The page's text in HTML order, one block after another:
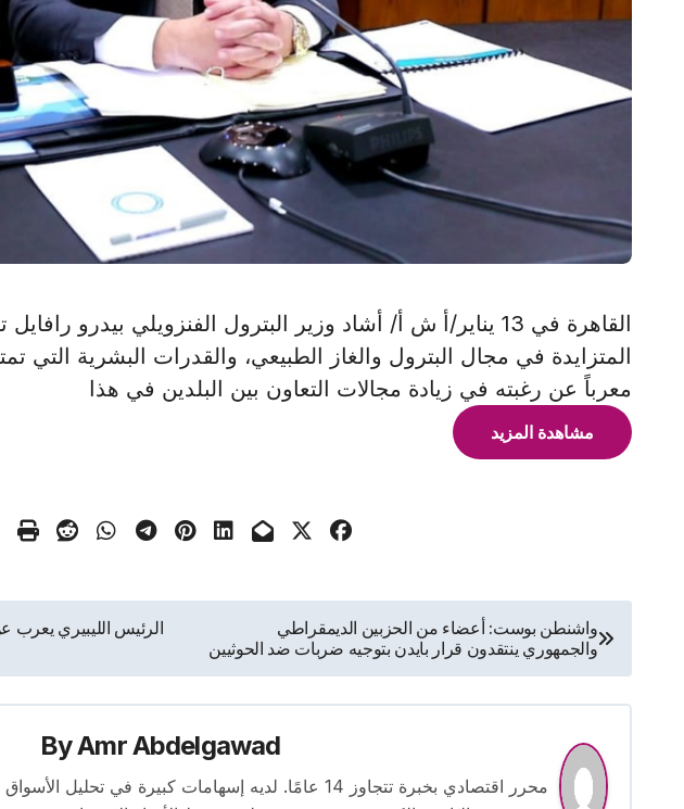
القاهرة في 13 يناير/أ ش أ/ أشاد وزير البترول الفنزويلي بيدرو
المتزايدة في مجال البترول والغاز الطبيعي، والقدرات البشرية التي
معرباً عن رغبته في زيادة مجالات التعاون بين البلدين في هذا
مشاهدة المزيد
تصفّح
المقالات
واشنطن بوست: أعضاء من الحزبين الديمقراطي
والجمهوري ينتقدون قرار بايدن بتوجيه ضربات ضد الحوثيين
الرئيس الليبيري يعرب
ByAmr Abdelgawad
محرر اقتصادي بخبرة تتجاوز 14 عامًا. لديه إسهامات كبيرة في